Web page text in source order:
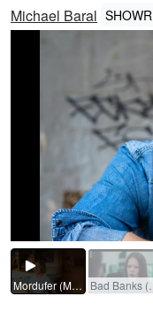
Michael Baral
Mordufer (Mehrteiler) / 2026 / Rolle: Robert Beitinger / R: Christoph Ischinger Bad Banks (Miniserie) / 2020 / Rolle: Paul Rensing / R: Christian Schwochow / ZDF, ARTE, NETFLIX